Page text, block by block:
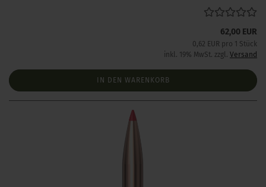
62,00 EUR
0,62 EUR pro 1 Stück
inkl. 19% MwSt. zzgl. Versand
IN DEN WARENKORB